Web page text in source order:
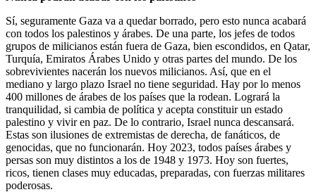
Sí, seguramente Gaza va a quedar borrado, pero esto nunca acabará
con todos los palestinos y árabes. De una parte, los jefes de todos
grupos de milicianos están fuera de Gaza, bien escondidos, en Qatar,
Turquía, Emiratos Árabes Unido y otras partes del mundo. De los
sobrevivientes nacerán los nuevos milicianos. Así, que en el
mediano y largo plazo Israel no tiene seguridad. Hay por lo menos
400 millones de árabes de los países que la rodean. Logrará la
tranquilidad, si cambia de política y acepta constituir un estado
palestino y vivir en paz. De lo contrario, Israel nunca descansará.
Estas son ilusiones de extremistas de derecha, de fanáticos, de
genocidas, que no funcionarán. Hoy 2023, todos países árabes y
persas son muy distintos a los de 1948 y 1973. Hoy son fuertes,
ricos, tienen clases muy educadas, preparadas, con fuerzas militares
poderosas.